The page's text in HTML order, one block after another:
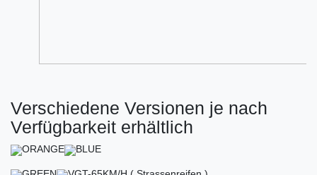
Verschiedene Versionen je nach
Verfügbarkeit erhältlich
ORANGE BLUE